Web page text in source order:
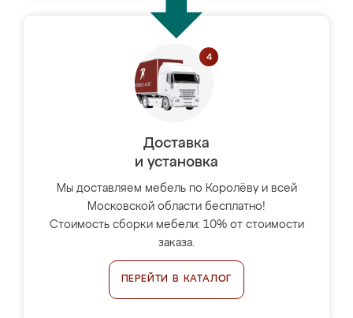
Доставка
и установка
Мы доставляем мебель по Королёву и всей
Московской области бесплатно!
Стоимость сборки мебели: 10% от стоимости
заказа.
ПЕРЕЙТИ В КАТАЛОГ